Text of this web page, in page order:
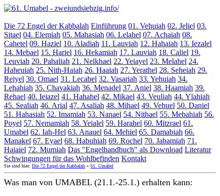
Die 72 Engel der Kabbalah Einführung 01. Vehuiah 02. Jeliel 03.
Sitael 04. Elemiah 05. Mahasiah 06. Lelahel 07. Achaiah 08.
Cahetel 09. Haziel 10. Aladiah 11. Lauviah 12. Hahaiah 13. Iezalel
14. Mebael 15. Hariel 16. Hekamiah 17. Lauviah 18. Caliel 19.
Leuviah 20. Pahaliah 21. Nelkhael 22. Yeiayel 23. Melahel 24.
Haheuiah 25. Nith-Haiah 26. Haaiah 27. Yerathel 28. Seheiah 29.
Reiyel 30. Omael 31. Lecabel 32. Vasariah 33. Yehuiah 34.
Lehahiah 35. Chavakiah 36. Menadel 37. Aniel 38. Haamiah 39.
Rehael 40. Ieiazel 41. Hahahel 42. Mikael 43. Veuliah 44. Ylahiah
45. Sealiah 46. Arial 47. Asaliah 48. Mihael 49. Vehuel 50. Daniel
51. Hahasiah 52. Imamiah 53. Nanael 54. Nithael 55. Mebahiah 56.
Poyel 57. Nemamiah 58. Yeialel 59. Harahel 60. Mitzrael 61.
Umabel 62. Iah-Hel 63. Anauel 64. Mehiel 65. Damabiah 66.
Manakel 67. Eyael 68. Habuhiah 69. Rochel 70. Jabamiah 71.
Haiaiel 72. Mumiah Das "Engelhandbuch" als Download Literatur
Schwingungen für das Wohlbefinden Kontakt
Sie sind hier: Die 72 Engel der Kabbalah » 61. Umabel
Was man von UMABEL (21.1.-25.1.) erhalten kann: